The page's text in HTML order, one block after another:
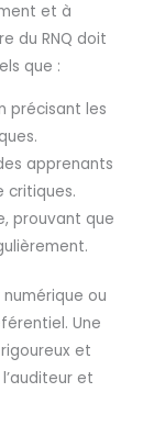
et à
du RNQ doit
que :
précisant les
apprenants
critiques.
prouvant que
ou
Une
et
et